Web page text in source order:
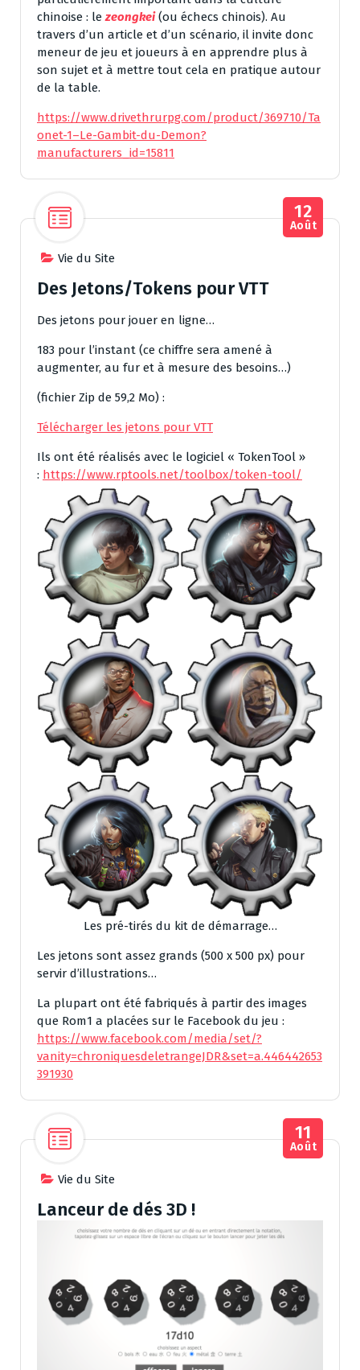
chinoise : lezeongkei(ou échecs chinois). Au
travers d’un article et d’un scénario, il invite donc
meneur de jeu et joueurs à en apprendre plus à
son sujet et à mettre tout cela en pratique autour
de la table.
https://www.drivethrurpg.com/product/369710/Ta
onet-1–Le-Gambit-du-Demon?
manufacturers_id=15811
Vie du Site
12
Août
Des Jetons/Tokens pour VTT
Des jetons pour jouer en ligne…
183 pour l’instant (ce chiffre sera amené à
augmenter, au fur et à mesure des besoins…)
(fichier Zip de 59,2 Mo) :
Télécharger les jetons pour VTT
Ils ont été réalisés avec le logiciel « TokenTool »
: https://www.rptools.net/toolbox/token-tool/
Les pré-tirés du kit de démarrage…
Les jetons sont assez grands (500 x 500 px) pour
servir d’illustrations…
La plupart ont été fabriqués à partir des images
que Rom1 a placées sur le Facebook du jeu :
https://www.facebook.com/media/set/?
vanity=chroniquesdeletrangeJDR&set=a.446442653
391930
Vie du Site
11
Août
Lanceur de dés 3D !